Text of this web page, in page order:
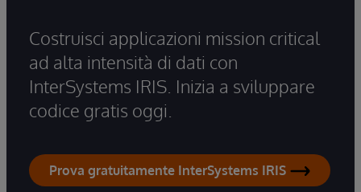
Costruisci applicazioni mission critical
ad alta intensità di dati con
InterSystems IRIS. Inizia a sviluppare
codice gratis oggi.
Prova gratuitamente InterSystems IRIS